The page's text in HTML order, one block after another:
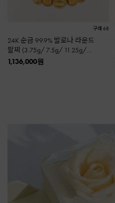
구매 68
24K 순금 99.9% 발로나 라운드
팔찌 (3.75g/ 7.5g/ 11.25g/
18.75g)
1,136,000원